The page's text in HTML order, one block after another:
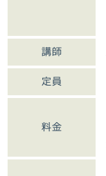
講師
定員
料金